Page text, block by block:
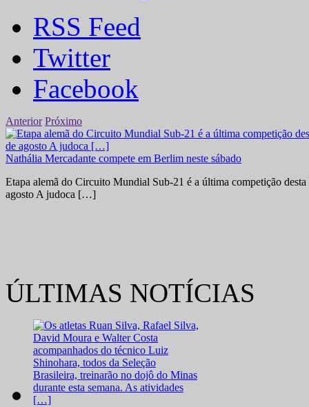
RSS Feed
Twitter
Facebook
Anterior Próximo
Nathália Mercadante compete em Berlim neste sábado
Etapa alemã do Circuito Mundial Sub-21 é a última competição
agosto A judoca […]
ÚLTIMAS NOTÍCIAS